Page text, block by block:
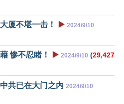
厦不堪一击！ ▶️ 2024/9/10
惨不忍睹！ ▶️ 2024/9/10 (29,427
共已在大门之内 2024/9/10